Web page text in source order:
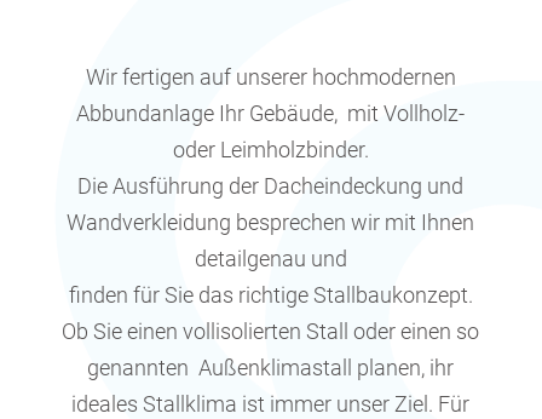
Wir fertigen auf unserer hochmodernen
Abbundanlage Ihr Gebäude, mit Vollholz-
oder Leimholzbinder.
Die Ausführung der Dacheindeckung und
Wandverkleidung besprechen wir mit Ihnen
detailgenau und
finden für Sie das richtige Stallbaukonzept.
Ob Sie einen vollisolierten Stall oder einen so
genannten Außenklimastall planen, ihr
ideales Stallklima ist immer unser Ziel. Für